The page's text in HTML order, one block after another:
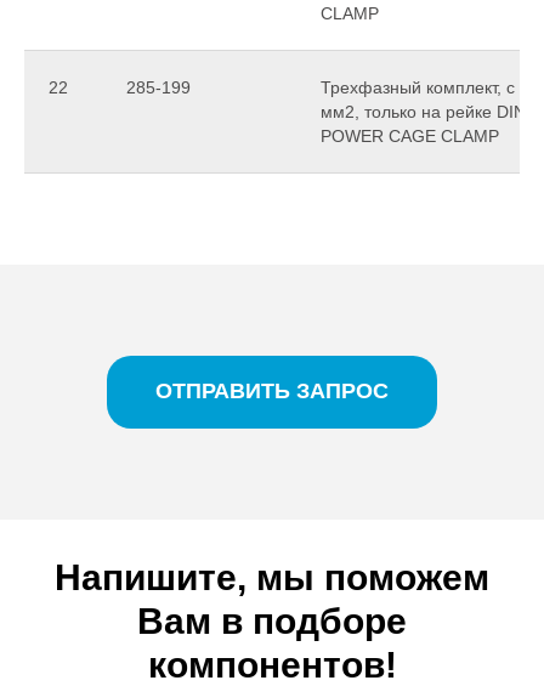
CLAMP
22 285-199
Трехфазный комплект, с
мм2, только на рейке DIN
POWER CAGE CLAMP
ОТПРАВИТЬ ЗАПРОС
Напишите, мы поможем
Вам в подборе
компонентов!